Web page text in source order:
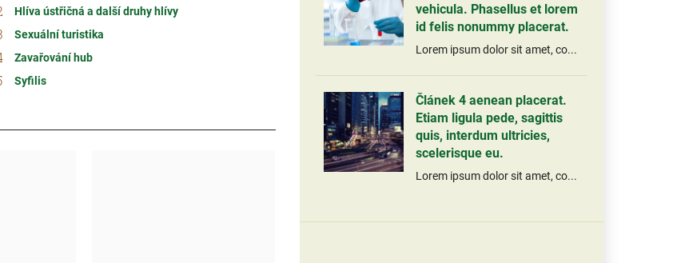
Hlíva ústřičná a další druhy hlívy
Sexuální turistika
Zavařování hub
Syfilis
vehicula. Phasellus et lorem
id felis nonummy placerat.
Lorem ipsum dolor sit amet, co...
Článek 4 aenean placerat.
Etiam ligula pede, sagittis
quis, interdum ultricies,
scelerisque eu.
Lorem ipsum dolor sit amet, co...